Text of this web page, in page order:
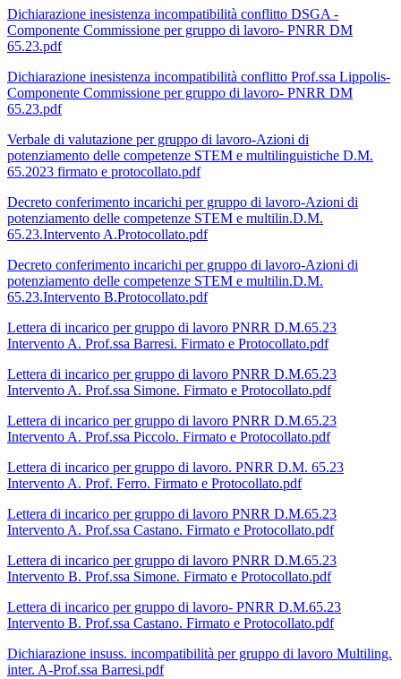
Dichiarazione inesistenza incompatibilità conflitto DSGA -
Componente Commissione per gruppo di lavoro- PNRR DM
65.23.pdf
Dichiarazione inesistenza incompatibilità conflitto Prof.ssa Lippolis-
Componente Commissione per gruppo di lavoro- PNRR DM
65.23.pdf
Verbale di valutazione per gruppo di lavoro-Azioni di
potenziamento delle competenze STEM e multilinguistiche D.M.
65.2023 firmato e protocollato.pdf
Decreto conferimento incarichi per gruppo di lavoro-Azioni di
potenziamento delle competenze STEM e multilin.D.M.
65.23.Intervento A.Protocollato.pdf
Decreto conferimento incarichi per gruppo di lavoro-Azioni di
potenziamento delle competenze STEM e multilin.D.M.
65.23.Intervento B.Protocollato.pdf
Lettera di incarico per gruppo di lavoro PNRR D.M.65.23
Intervento A. Prof.ssa Barresi. Firmato e Protocollato.pdf
Lettera di incarico per gruppo di lavoro PNRR D.M.65.23
Intervento A. Prof.ssa Simone. Firmato e Protocollato.pdf
Lettera di incarico per gruppo di lavoro PNRR D.M.65.23
Intervento A. Prof.ssa Piccolo. Firmato e Protocollato.pdf
Lettera di incarico per gruppo di lavoro. PNRR D.M. 65.23
Intervento A. Prof. Ferro. Firmato e Protocollato.pdf
Lettera di incarico per gruppo di lavoro PNRR D.M.65.23
Intervento A. Prof.ssa Castano. Firmato e Protocollato.pdf
Lettera di incarico per gruppo di lavoro PNRR D.M.65.23
Intervento B. Prof.ssa Simone. Firmato e Protocollato.pdf
Lettera di incarico per gruppo di lavoro- PNRR D.M.65.23
Intervento B. Prof.ssa Castano. Firmato e Protocollato.pdf
Dichiarazione insuss. incompatibilità per gruppo di lavoro Multiling.
inter. A-Prof.ssa Barresi.pdf